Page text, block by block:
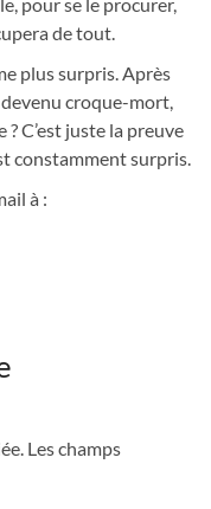
de tout.
plus surpris. Après
croque-mort,
C’est juste la preuve
constamment surpris.
à :
Les champs